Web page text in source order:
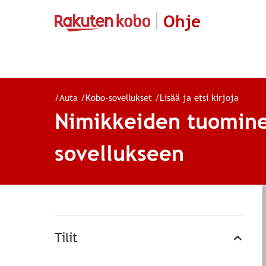
Ohje
/Auta /Kobo-sovellukset /Lisää ja etsi kirjoja
Nimikkeiden
sovellukseen
Tilit